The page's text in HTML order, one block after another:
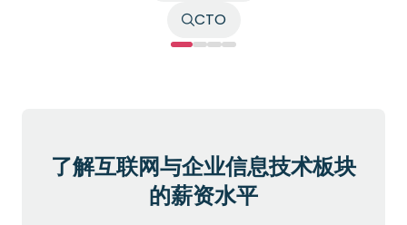
CTO
了解互联网与企业信息技术板块
的薪资水平